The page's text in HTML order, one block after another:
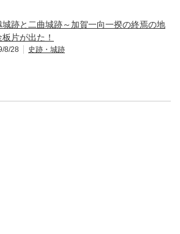
城跡と二曲城跡～加賀一向一揆の終焉の地
板片が出た！
8/28 史跡・城跡